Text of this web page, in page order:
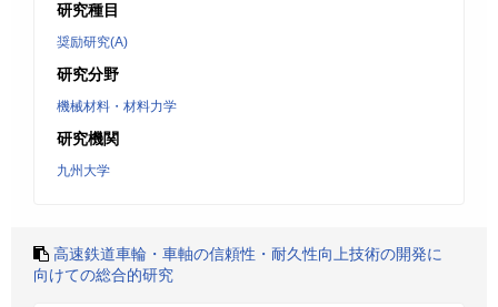
研究種目
奨励研究(A)
研究分野
機械材料・材料力学
研究機関
九州大学
高速鉄道車輪・車軸の信頼性・耐久性向上技術の開発に
向けての総合的研究